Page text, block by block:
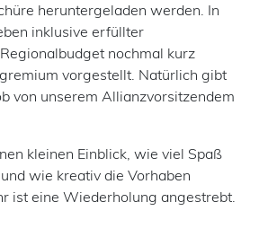
heruntergeladen werden. In
inklusive erfüllter
nochmal kurz
vorgestellt. Natürlich gibt
von unserem Allianzvorsitzendem
kleinen Einblick, wie viel Spaß
wie kreativ die Vorhaben
ist eine Wiederholung angestrebt.